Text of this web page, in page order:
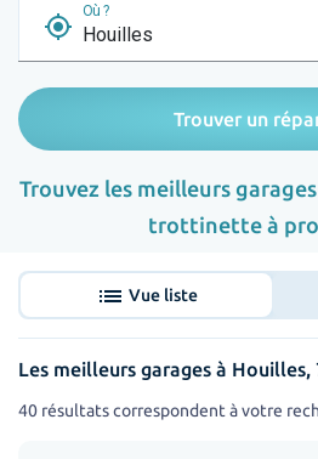
my_location
Où ?
Trouver un
Trouvez les meilleurs
trottinette à
list Vue liste
Les meilleurs garages à Houilles,
40 résultats correspondent à votre